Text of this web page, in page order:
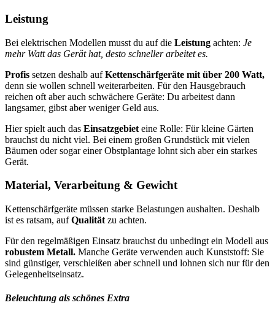
Leistung
Bei elektrischen Modellen musst du auf die Leistung achten: Je
mehr Watt das Gerät hat, desto schneller arbeitet es.
Profis setzen deshalb aufKettenschärfgeräte mit über 200 Watt,
denn sie wollen schnell weiterarbeiten. Für den Hausgebrauch
reichen oft aber auch schwächere Geräte: Du arbeitest dann
langsamer, gibst aber weniger Geld aus.
Hier spielt auch das Einsatzgebiet eine Rolle: Für kleine Gärten
brauchst du nicht viel. Bei einem großen Grundstück mit vielen
Bäumen oder sogar einer Obstplantage lohnt sich aber ein starkes
Gerät.
Material, Verarbeitung & Gewicht
Kettenschärfgeräte müssen starke Belastungen aushalten. Deshalb
ist es ratsam, aufQualität zu achten.
Für den regelmäßigen Einsatz brauchst du unbedingt ein Modell aus
robustem Metall. Manche Geräte verwenden auch Kunststoff: Sie
sind günstiger, verschleißen aber schnell und lohnen sich nur für den
Gelegenheitseinsatz.
Beleuchtung als schönes Extra